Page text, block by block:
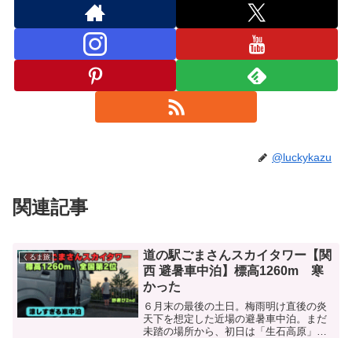
@luckykazu
関連記事
くるま旅
道の駅ごまさんスカイタワー【関
西 避暑車中泊】標高1260m 寒
かった
６月末の最後の土日。梅雨明け直後の炎
天下を想定した近場の避暑車中泊。まだ
未踏の場所から、初日は「生石高原」、